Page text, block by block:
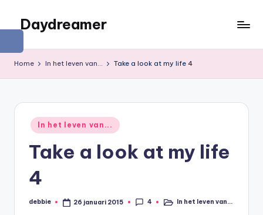
de
inhoud
Daydreamer
persoonlijke
lifestyle
Home In het leven van... Take a look at my life 4
Geplaatst
in
In het leven van...
Take a look at my life
4
Geplaatst
debbie 26 januari 2015 4
GeplaatstIn het leven van...